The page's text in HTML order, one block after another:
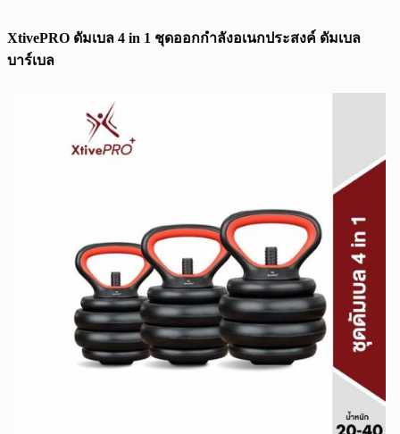
XtivePRO ดัมเบล 4 in 1 ชุดออกกำลังอเนกประสงค์ ดัมเบล
บาร์เบล